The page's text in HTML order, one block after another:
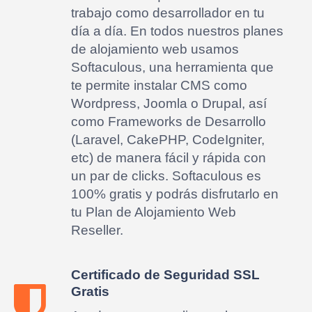
trabajo como desarrollador en tu
día a día. En todos nuestros planes
de alojamiento web usamos
Softaculous, una herramienta que
te permite instalar CMS como
Wordpress, Joomla o Drupal, así
como Frameworks de Desarrollo
(Laravel, CakePHP, CodeIgniter,
etc) de manera fácil y rápida con
un par de clicks. Softaculous es
100% gratis y podrás disfrutarlo en
tu Plan de Alojamiento Web
Reseller.
Certificado de Seguridad SSL
Gratis